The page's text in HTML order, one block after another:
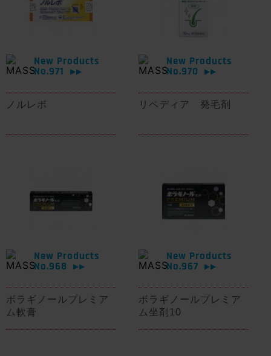
New Products
No.971
▶▶
ノルレボ
New Products
No.970
▶▶
リペディア 発毛剤
New Products
No.968
▶▶
ボラギノールプレミア
ム軟膏
New Products
No.967
▶▶
ボラギノールプレミア
ム坐剤10